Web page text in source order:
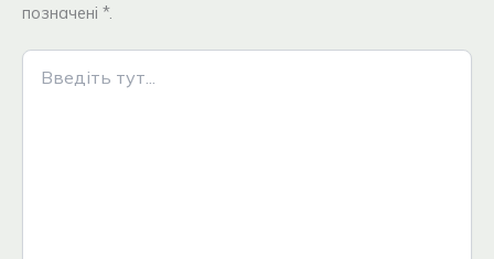
позначені *.
Введіть
тут...